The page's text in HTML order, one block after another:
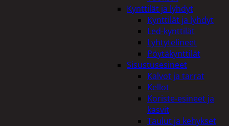
Kynttilät ja lyhdyt
Kynttilät ja lyhdyt
Led-kynttilät
Lyhtytelineet
Pöytäkynttilät
Sisustusesineet
Kalvot ja tarrat
Kellot
Koriste-esineet ja
kasvit
Taulut ja kehykset